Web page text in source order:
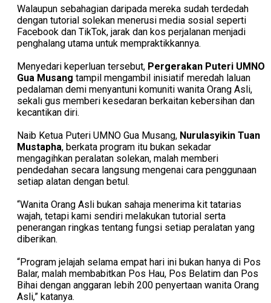
Walaupun sebahagian daripada mereka sudah terdedah
dengan tutorial solekan menerusi media sosial seperti
Facebook dan TikTok, jarak dan kos perjalanan menjadi
penghalang utama untuk mempraktikkannya.
Menyedari keperluan tersebut, Pergerakan Puteri UMNO
Gua Musang tampil mengambil inisiatif meredah laluan
pedalaman demi menyantuni komuniti wanita Orang Asli,
sekali gus memberi kesedaran berkaitan kebersihan dan
kecantikan diri.
Naib Ketua Puteri UMNO Gua Musang, Nurulasyikin Tuan
Mustapha, berkata program itu bukan sekadar
mengagihkan peralatan solekan, malah memberi
pendedahan secara langsung mengenai cara penggunaan
setiap alatan dengan betul.
“Wanita Orang Asli bukan sahaja menerima kit tatarias
wajah, tetapi kami sendiri melakukan tutorial serta
penerangan ringkas tentang fungsi setiap peralatan yang
diberikan.
“Program jelajah selama empat hari ini bukan hanya di Pos
Balar, malah membabitkan Pos Hau, Pos Belatim dan Pos
Bihai dengan anggaran lebih 200 penyertaan wanita Orang
Asli,” katanya.